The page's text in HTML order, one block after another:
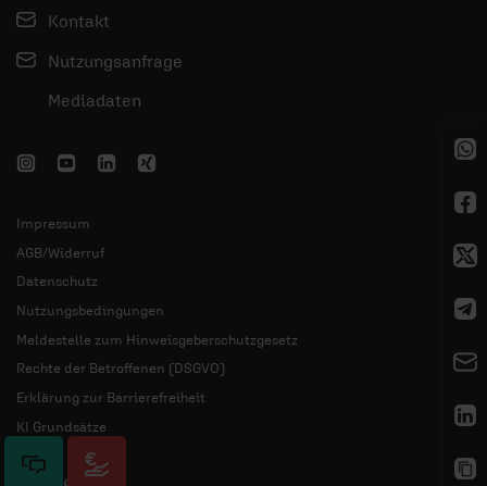
Kontakt
Nutzungsanfrage
Mediadaten
Impressum
AGB/Widerruf
Datenschutz
Nutzungsbedingungen
Meldestelle zum Hinweisgeberschutzgesetz
Rechte der Betroffenen (DSGVO)
Erklärung zur Barrierefreiheit
KI Grundsätze